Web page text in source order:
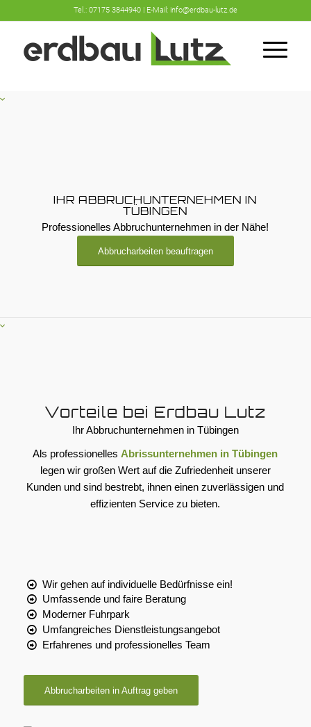
Tel.: 07175 3844940 | E-Mail: info@erdbau-lutz.de
IHR ABBRUCHUNTERNEHMEN IN
TÜBINGEN
Professionelles Abbruchunternehmen in der Nähe!
Abbrucharbeiten beauftragen
Vorteile bei Erdbau Lutz
Ihr Abbruchunternehmen in Tübingen
Als professionellesAbrissunternehmen in Tübingen
legen wir großen Wert auf die Zufriedenheit unserer
Kunden und sind bestrebt, ihnen einen zuverlässigen und
effizienten Service zu bieten.
Wir gehen auf individuelle Bedürfnisse ein!
Umfassende und faire Beratung
Moderner Fuhrpark
Umfangreiches Dienstleistungsangebot
Erfahrenes und professionelles Team
Abbrucharbeiten in Auftrag geben